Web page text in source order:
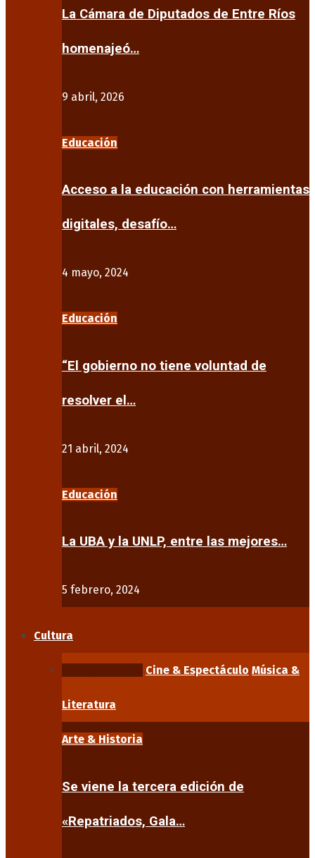
La Cámara de Diputados de Entre Ríos
homenajeó…
9 abril, 2026
Educación
Acceso a la educación con herramientas
digitales, desafío…
4 mayo, 2024
Educación
“El gobierno no tiene voluntad de
resolver el…
21 abril, 2024
Educación
La UBA y la UNLP, entre las mejores…
5 febrero, 2024
Cultura
Cine & Espectáculo Música &
Literatura
Arte & Historia
Se viene la tercera edición de
«Repatriados, Gala…